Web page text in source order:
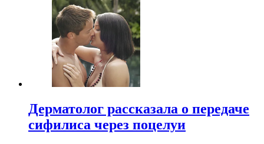
Дерматолог рассказала о передаче
сифилиса через поцелуи